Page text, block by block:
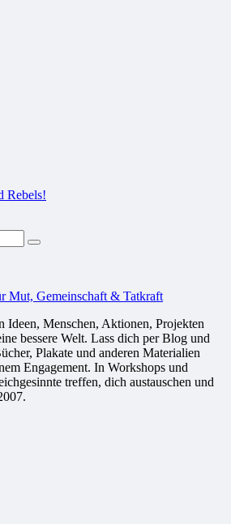
Rebels!
Suchen
Mut, Gemeinschaft & Tatkraft
Ideen, Menschen, Aktionen, Projekten
bessere Welt. Lass dich per Blog und
Plakate und anderen Materialien
Engagement. In Workshops und
treffen, dich austauschen und